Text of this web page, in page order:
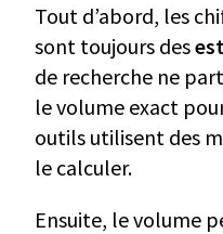
Tout d’abord, les
sont toujours des
de recherche ne
le volume exact
outils utilisent des
le calculer.
Ensuite, le volume